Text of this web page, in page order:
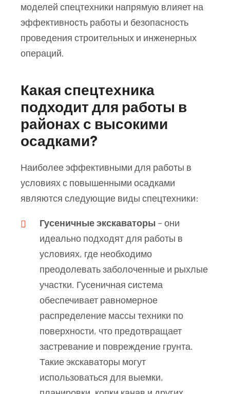
моделей спецтехники напрямую влияет на
эффективность работы и безопасность
проведения строительных и инженерных
операций.
Какая спецтехника
подходит для работы в
районах с высокими
осадками?
Наиболее эффективными для работы в
условиях с повышенными осадками
являются следующие виды спецтехники:
Гусеничные экскаваторы – они
идеально подходят для работы в
условиях, где необходимо
преодолевать заболоченные и рыхлые
участки. Гусеничная система
обеспечивает равномерное
распределение массы техники по
поверхности, что предотвращает
застревание и повреждение грунта.
Такие экскаваторы могут
использоваться для выемки,